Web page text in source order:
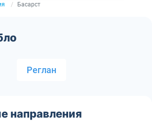
Басарст
Реглан
направления